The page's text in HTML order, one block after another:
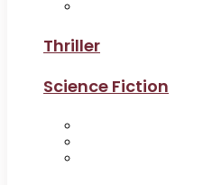
Thriller
Science Fiction